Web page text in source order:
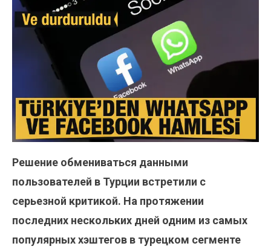
Решение обмениваться данными
пользователей в Турции встретили с
серьезной критикой. На протяжении
последних нескольких дней одним из самых
популярных хэштегов в турецком сегменте